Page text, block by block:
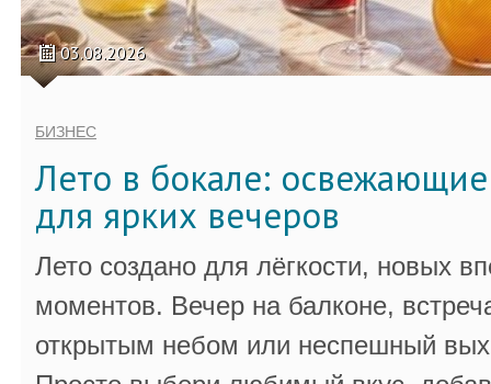
03.08.2026
БИЗНЕС
Лето в бокале:
для ярких вечеров
Лето создано для лёгкости, новых
моментов. Вечер на балконе,
открытым небом или неспешный